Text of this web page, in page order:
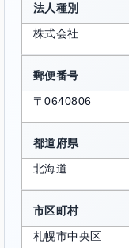
法人種別
株式会社
郵便番号
〒0640806
都道府県
北海道
市区町村
札幌市中央区